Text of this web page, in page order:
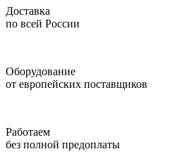
Доставка
по всей России
Оборудование
от европейских поставщиков
Работаем
без полной предоплаты